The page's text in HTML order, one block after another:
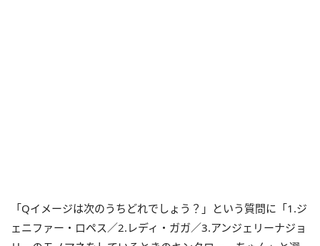
「Qイメージは次のうちどれでしょう？」という質問に「1.ジ
ェニファー・ロペス／2.レディ・ガガ／3.アンジェリーナジョ